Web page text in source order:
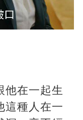
他在一起生
這種人在一